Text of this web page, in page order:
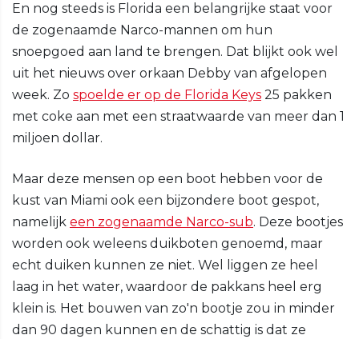
En nog steeds is Florida een belangrijke staat voor
de zogenaamde Narco-mannen om hun
snoepgoed aan land te brengen. Dat blijkt ook wel
uit het nieuws over orkaan Debby van afgelopen
week. Zo spoelde er op de Florida Keys 25 pakken
met coke aan met een straatwaarde van meer dan 1
miljoen dollar.
Maar deze mensen op een boot hebben voor de
kust van Miami ook een bijzondere boot gespot,
namelijk een zogenaamde Narco-sub. Deze bootjes
worden ook weleens duikboten genoemd, maar
echt duiken kunnen ze niet. Wel liggen ze heel
laag in het water, waardoor de pakkans heel erg
klein is. Het bouwen van zo'n bootje zou in minder
dan 90 dagen kunnen en de schattig is dat ze